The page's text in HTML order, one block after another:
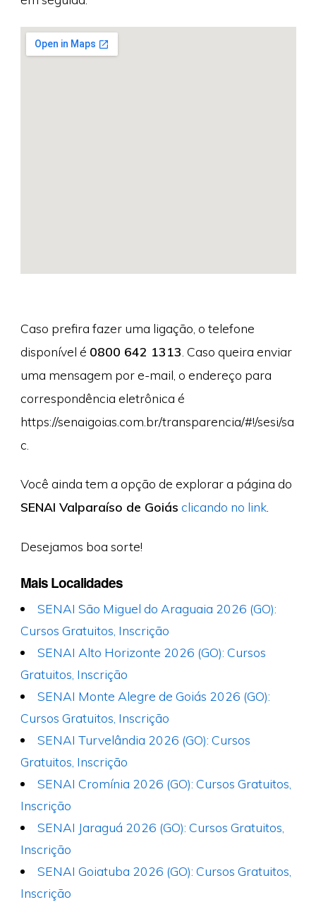
Caso prefira fazer uma ligação, o telefone
disponível é 0800 642 1313 . Caso queira enviar
uma mensagem por e-mail, o endereço para
correspondência eletrônica é
https://senaigoias.com.br/transparencia/#!/sesi/sa
c.
Você ainda tem a opção de explorar a página do
SENAI Valparaíso de Goiás clicando no link.
Desejamos boa sorte!
Mais Localidades
SENAI São Miguel do Araguaia 2026 (GO):
Cursos Gratuitos, Inscrição
SENAI Alto Horizonte 2026 (GO): Cursos
Gratuitos, Inscrição
SENAI Monte Alegre de Goiás 2026 (GO):
Cursos Gratuitos, Inscrição
SENAI Turvelândia 2026 (GO): Cursos
Gratuitos, Inscrição
SENAI Cromínia 2026 (GO): Cursos Gratuitos,
Inscrição
SENAI Jaraguá 2026 (GO): Cursos Gratuitos,
Inscrição
SENAI Goiatuba 2026 (GO): Cursos Gratuitos,
Inscrição